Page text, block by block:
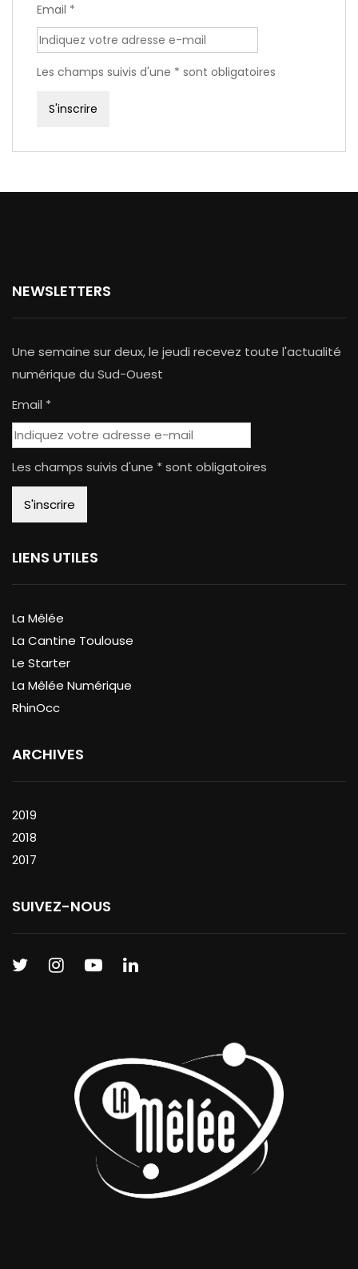
Email *
Les champs suivis d'une * sont obligatoires
NEWSLETTERS
Une semaine sur deux, le jeudi recevez toute l'actualité
numérique du Sud-Ouest
Email *
Les champs suivis d'une * sont obligatoires
LIENS UTILES
La Mêlée
La Cantine Toulouse
Le Starter
La Mêlée Numérique
RhinOcc
ARCHIVES
2019
2018
2017
SUIVEZ-NOUS